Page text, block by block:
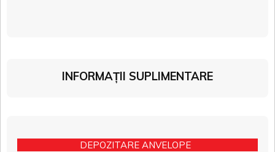
INFORMAȚII SUPLIMENTARE
DEPOZITARE ANVELOPE